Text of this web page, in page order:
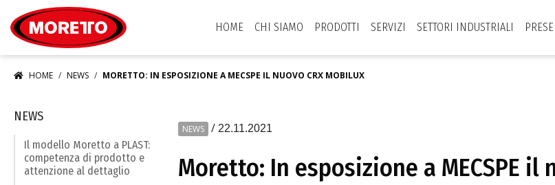
HOME
CHI SIAMO PRODOTTI SERVIZI SETTORI INDUSTRIALI
HOME NEWS MORETTO: IN ESPOSIZIONE A MECSPE IL NUOVO CRX MOBILUX
NEWS / 22.11.2021
Moretto: In esposizione a MECSPE il
NEWS
Il modello Moretto a PLAST:
competenza di prodotto e
attenzione al dettaglio